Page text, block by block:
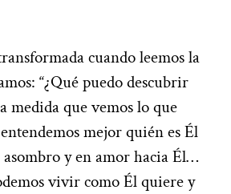
cuando leemos la
“¿Qué puedo descubrir
medida que vemos lo que
mejor quién es Él
asombro y en amor hacia Él…
vivir como Él quiere y